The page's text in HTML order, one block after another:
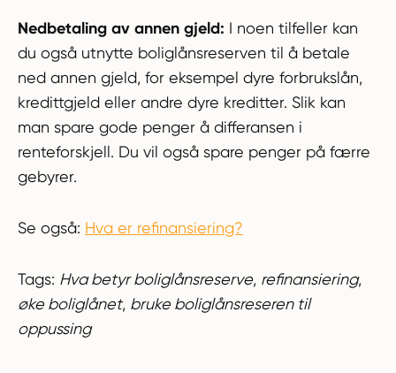
Nedbetaling av annen gjeld: I noen tilfeller kan
du også utnytte boliglånsreserven til å betale
ned annen gjeld, for eksempel dyre forbrukslån,
kredittgjeld eller andre dyre kreditter. Slik kan
man spare gode penger å differansen i
renteforskjell. Du vil også spare penger på færre
gebyrer.
Se også: Hva er refinansiering?
Tags: Hva betyr boliglånsreserve, refinansiering,
øke boliglånet, bruke boliglånsreseren til
oppussing